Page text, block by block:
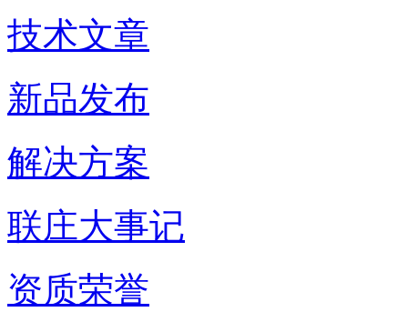
技术文章
新品发布
解决方案
联庄大事记
资质荣誉